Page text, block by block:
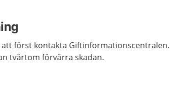
först kontakta Giftinformationscentralen.
tvärtom förvärra skadan.